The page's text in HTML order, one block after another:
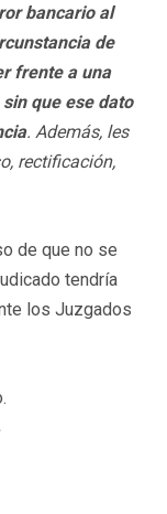
bancario al
de
frente a una
que ese dato
. Además, les
rectificación,
de que no se
tendría
los Juzgados